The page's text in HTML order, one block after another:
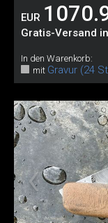
EUR
Gratis-Versand
In den Warenkorb:
mit Gravur (24